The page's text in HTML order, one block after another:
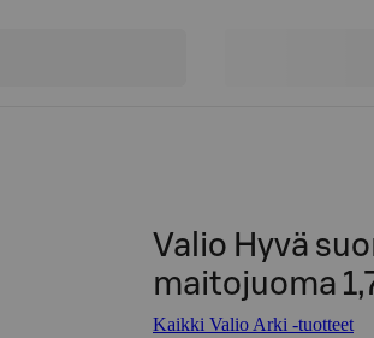
Valio Hyvä
maitojuoma
Kaikki Valio Arki -tuotteet